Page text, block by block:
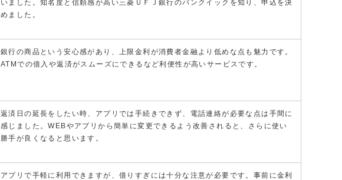
いました。知名度と信頼感が高い三菱ＵＦＪ銀行のバンクイックを知り、申込を決
めました。
銀行の商品という安心感があり、上限金利が消費者金融より低めな点も魅力です。
ATMでの借入や返済がスムーズにできるなど利便性が高いサービスです。
返済日の延長をしたい時、アプリでは手続きできず、電話連絡が必要な点は手間に
感じました。WEBやアプリから簡単に変更できるよう改善されると、さらに使い
勝手が良くなると思います。
アプリで手軽に利用できますが、借りすぎには十分な注意が必要です。事前に金利